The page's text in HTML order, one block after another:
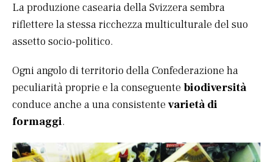
La produzione casearia della Svizzera sembra
riflettere la stessa ricchezza multiculturale del suo
assetto socio-politico.
Ogni angolo di territorio della Confederazione ha
peculiarità proprie e la conseguente biodiversità
conduce anche a una consistente varietà di
formaggi.